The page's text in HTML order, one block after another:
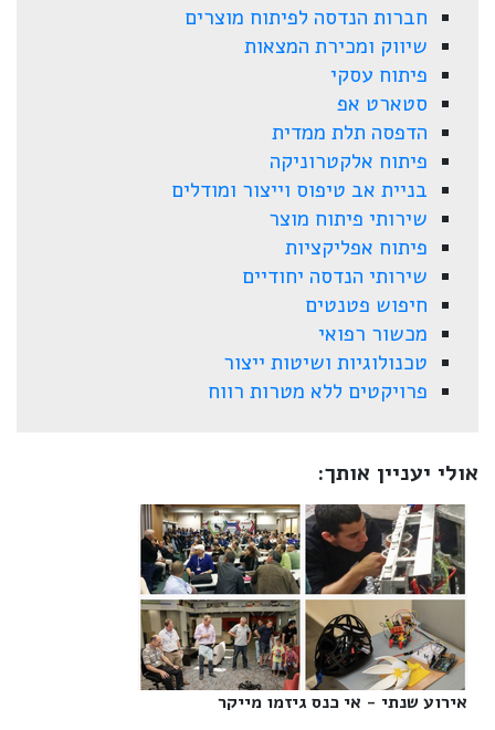
חברות הנדסה לפיתוח מוצרים
שיווק ומכירת המצאות
פיתוח עסקי
סטארט אפ
הדפסה תלת ממדית
פיתוח אלקטרוניקה
בניית אב טיפוס וייצור ומודלים
שירותי פיתוח מוצר
פיתוח אפליקציות
שירותי הנדסה יחודיים
חיפוש פטנטים
מכשור רפואי
טכנולוגיות ושיטות ייצור
פרויקטים ללא מטרות רווח
אולי יעניין אותך:
אירוע שנתי - אי כנס גיזמו מייקר‎